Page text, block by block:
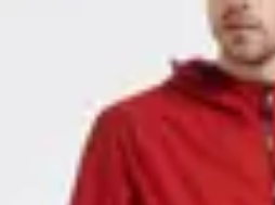
Conseils d'Achat
Mode Bébé